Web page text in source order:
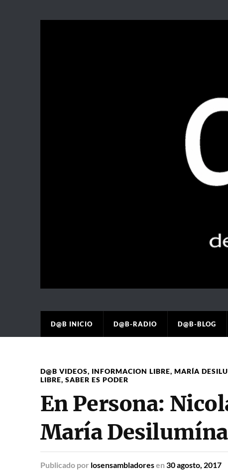
D@B INICIO D@B-RADIO D@B-BLOG
D@B VIDEOS, INFORMACION LIBRE, MARÍA
LIBRE, SABER ES PODER
En Persona:
María
Publicado por losensambladoresen 30 agosto, 2017